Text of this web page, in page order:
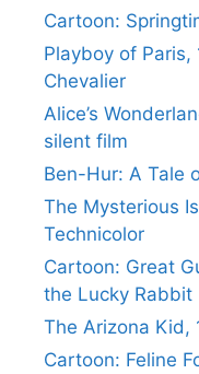
Cartoon:
Playboy of
Chevalier
Alice’s
silent film
Ben-Hur: A Tale
The Mysterious
Technicolor
Cartoon: Great
the Lucky Rabbit
The Arizona Kid,
Cartoon: Feline